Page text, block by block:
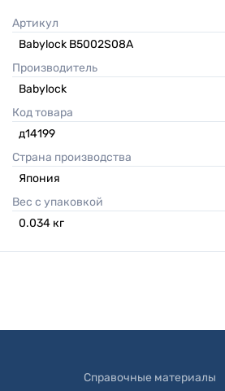
Артикул
Babylock B5002S08A
Производитель
Babylock
Код товара
д14199
Страна производства
Япония
Вес с упаковкой
0.034 кг
Справочные материалы